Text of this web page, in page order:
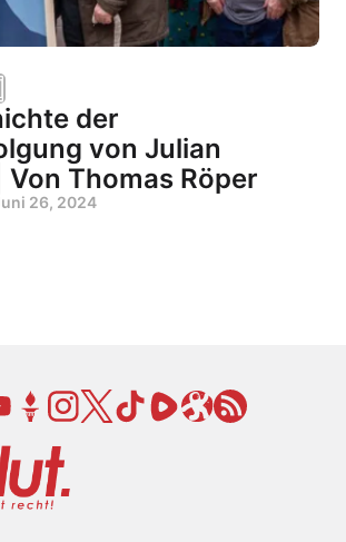
der
von Julian
Von Thomas Röper
26, 2024